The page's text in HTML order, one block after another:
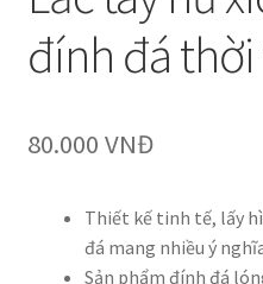
đính đá
80.000 VNĐ
Thiết kế tinh tế, lấy
đá mang nhiều ý
Sản phẩm đính đá